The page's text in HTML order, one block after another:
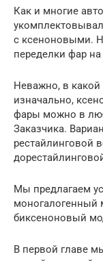
Как и многие
с ксеноновыми.
переделки фар
Неважно, в
изначально,
фары можно в
Заказчика.
рестайлинговой
Мы предлагаем
моногалогенный
биксеноновый
В первой главе